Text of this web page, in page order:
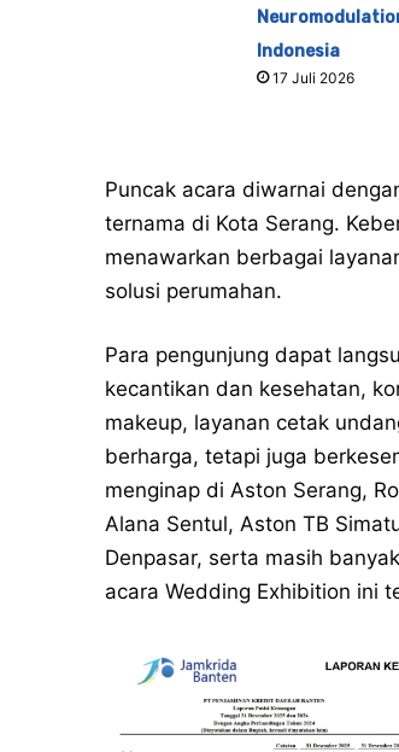
Indonesia
17 Juli 2026
Puncak acara diwarnai
ternama di Kota Serang.
menawarkan berbagai
solusi perumahan.
Para pengunjung dapat
kecantikan dan kesehatan,
makeup, layanan cetak
berharga, tetapi juga
menginap di Aston Serang,
Alana Sentul, Aston TB
Denpasar, serta masih
acara Wedding Exhibition ini